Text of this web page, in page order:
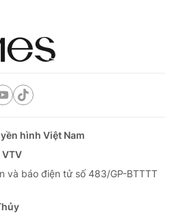
hình Việt Nam
và báo điện tử số 483/GP-BTTTT